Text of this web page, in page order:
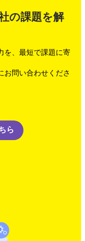
の課題を解
を、最短で課題に寄
お問い合わせくださ
ら